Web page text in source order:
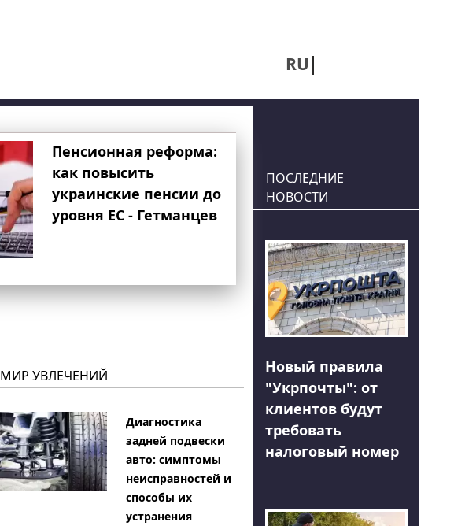
RU
Пенсионная реформа:
как повысить
украинские пенсии до
уровня ЕС - Гетманцев
МИР УВЛЕЧЕНИЙ
Диагностика
задней подвески
авто: симптомы
неисправностей и
способы их
устранения
ПОСЛЕДНИЕ
НОВОСТИ
Новый правила
"Укрпочты": от
клиентов будут
требовать
налоговый номер